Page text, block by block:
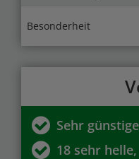
Besonderheit
Sehr
18 sehr